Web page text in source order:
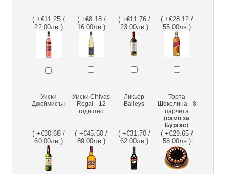
( +€11.25 /
22.00лв )
( +€8.18 /
16.00лв )
( +€11.76 /
23.00лв )
( +€28.12 /
55.00лв )
Уиски
Джеймисън
( +€30.68 /
60.00лв )
Уиски Chivas
Regal - 12
годишно
( +€45.50 /
89.00лв )
Ликьор
Baileys
( +€31.70 /
62.00лв )
Торта
Шоколина - 8
парчета
(само за
Бургас)
( +€29.65 /
58.00лв )